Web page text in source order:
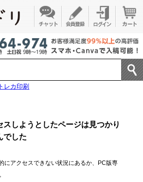
トレカ印刷
スしようとしたページは見つかり
でした
にアクセスできない状況にあるか、PC版専